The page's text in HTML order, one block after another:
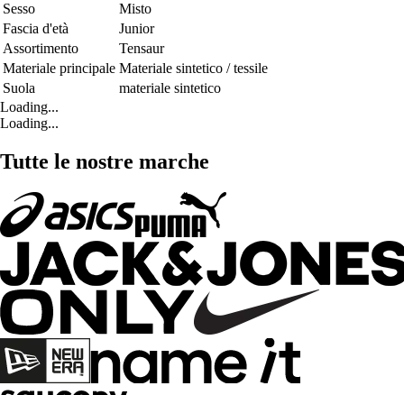
Sesso
Misto
Fascia d'età
Junior
Assortimento
Tensaur
Materiale principale Materiale sintetico / tessile
Suola
materiale sintetico
Loading...
Loading...
Tutte le nostre marche